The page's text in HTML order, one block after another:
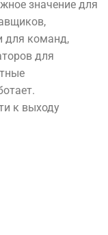
значение для
для команд,
для
к выходу